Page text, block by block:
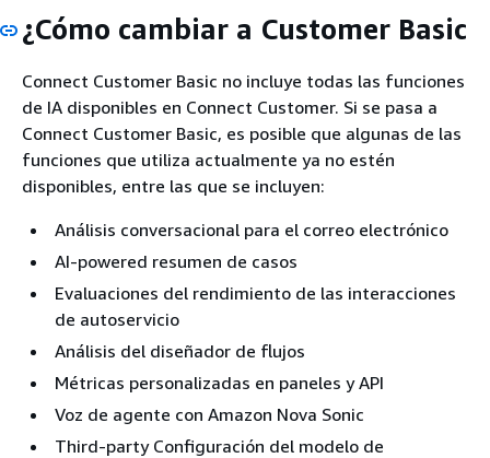
¿Cómo cambiar a Customer Basic
Connect Customer Basic no incluye todas las funciones
de IA disponibles en Connect Customer. Si se pasa a
Connect Customer Basic, es posible que algunas de las
funciones que utiliza actualmente ya no estén
disponibles, entre las que se incluyen:
Análisis conversacional para el correo electrónico
AI-powered resumen de casos
Evaluaciones del rendimiento de las interacciones
de autoservicio
Análisis del diseñador de flujos
Métricas personalizadas en paneles y API
Voz de agente con Amazon Nova Sonic
Third-party Configuración del modelo de